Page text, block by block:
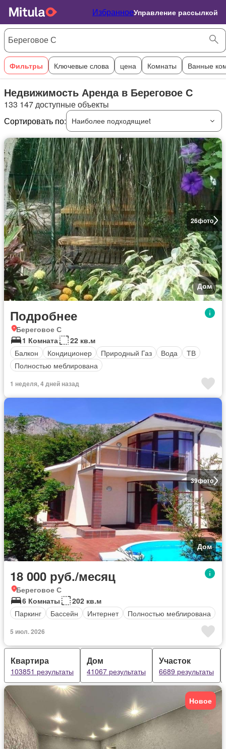
ИзбранноеУправление рассылкой
Фильтры Ключевые слова цена Комнаты Ванные
Недвижимость Аренда в Береговое С
133 147 доступные объекты
Сортировать по:
Наиболее подходящиеt
26фото
Дом
Подробнее
Береговое С
1 Комната
22 кв.м
Балкон
Кондиционер Природный Газ Вода
ТВ
Полностью меблирована
1 неделя, 4 дней назад
39фото
Дом
18 000 руб./месяц
Береговое С
6 Комнаты
202 кв.м
Паркинг
Бассейн Интернет Полностью меблирована
5 июл. 2026
Квартира
103851 результаты
Дом
41067 результаты
Участок
6689 результаты
Новое